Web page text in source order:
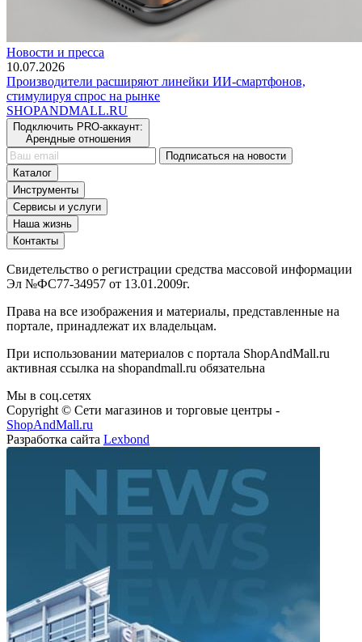
Новости и пресса
10.07.2026
Производители расширяют линейки ИИ-смартфонов,
стимулируя спрос на рынке
SHOPANDMALL.RU
Подключить PRO-аккаунт:
Арендные отношения
Подписаться на новости
Каталог
Инструменты
Сервисы и услуги
Наша жизнь
Контакты
Свидетельство о регистрации средства массовой информации
Эл №ФС77-34957 от 13.01.2009г.
Права на все изображения и материалы, представленные на
портале, принадлежат их владельцам.
При использовании материалов с портала ShopAndMall.ru
активная ссылка на shopandmall.ru обязательна
Мы в соц.сетях
Copyright © Сети магазинов и торговые центры -
ShopAndMall.ru
Разработка сайта Lexbond